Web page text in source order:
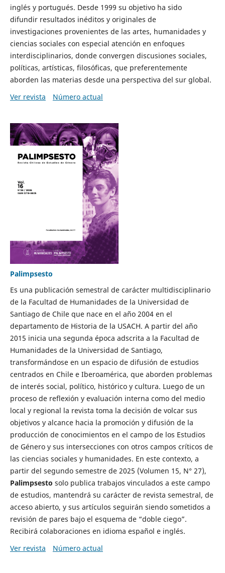
inglés y portugués. Desde 1999 su objetivo ha sido
difundir resultados inéditos y originales de
investigaciones provenientes de las artes, humanidades y
ciencias sociales con especial atención en enfoques
interdisciplinarios, donde convergen discusiones sociales,
políticas, artísticas, filosóficas, que preferentemente
aborden las materias desde una perspectiva del sur global.
Ver revista
Número actual
Palimpsesto
Es una publicación semestral de carácter multidisciplinario
de la Facultad de Humanidades de la Universidad de
Santiago de Chile que nace en el año 2004 en el
departamento de Historia de la USACH. A partir del año
2015 inicia una segunda época adscrita a la Facultad de
Humanidades de la Universidad de Santiago,
transformándose en un espacio de difusión de estudios
centrados en Chile e Iberoamérica, que aborden problemas
de interés social, político, histórico y cultura. Luego de un
proceso de reflexión y evaluación interna como del medio
local y regional la revista toma la decisión de volcar sus
objetivos y alcance hacia la promoción y difusión de la
producción de conocimientos en el campo de los Estudios
de Género y sus intersecciones con otros campos críticos de
las ciencias sociales y humanidades. En este contexto, a
partir del segundo semestre de 2025 (Volumen 15, N° 27),
Palimpsesto solo publica trabajos vinculados a este campo
de estudios, mantendrá su carácter de revista semestral, de
acceso abierto, y sus artículos seguirán siendo sometidos a
revisión de pares bajo el esquema de “doble ciego”.
Recibirá colaboraciones en idioma español e inglés.
Ver revista
Número actual